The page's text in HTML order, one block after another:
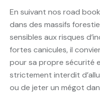
En suivant nos road
dans des massifs
sensibles aux risques
fortes canicules, il
pour sa propre sécurité
strictement interdit
ou de jeter un mégot